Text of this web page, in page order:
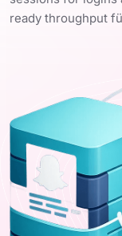
ready throughput